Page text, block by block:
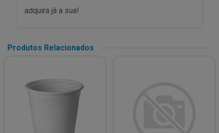
adquira já a sua!
Produtos Relacionados